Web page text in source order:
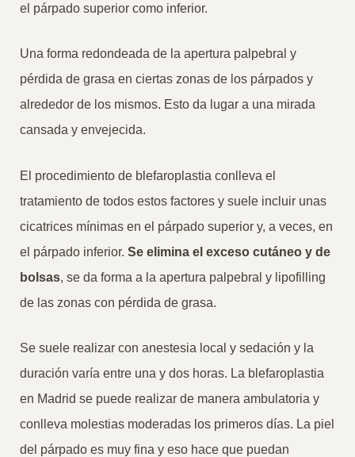
el párpado superior como inferior.
Una forma redondeada de la apertura palpebral y
pérdida de grasa en ciertas zonas de los párpados y
alrededor de los mismos. Esto da lugar a una mirada
cansada y envejecida.
El procedimiento de blefaroplastia conlleva el
tratamiento de todos estos factores y suele incluir unas
cicatrices mínimas en el párpado superior y, a veces, en
el párpado inferior. Se elimina el exceso cutáneo y de
bolsas, se da forma a la apertura palpebral y lipofilling
de las zonas con pérdida de grasa.
Se suele realizar con anestesia local y sedación y la
duración varía entre una y dos horas. La blefaroplastia
en Madrid se puede realizar de manera ambulatoria y
conlleva molestias moderadas los primeros días. La piel
del párpado es muy fina y eso hace que puedan